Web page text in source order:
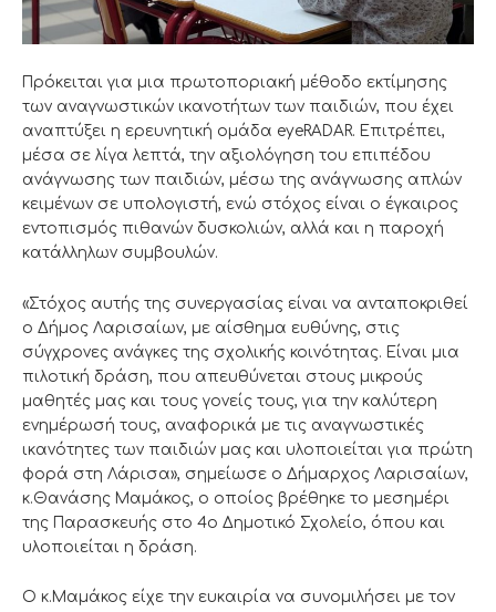
Πρόκειται για μια πρωτοποριακή μέθοδο εκτίμησης
των αναγνωστικών ικανοτήτων των παιδιών, που έχει
αναπτύξει η ερευνητική ομάδα eyeRADAR. Επιτρέπει,
μέσα σε λίγα λεπτά, την αξιολόγηση του επιπέδου
ανάγνωσης των παιδιών, μέσω της ανάγνωσης απλών
κειμένων σε υπολογιστή, ενώ στόχος είναι ο έγκαιρος
εντοπισμός πιθανών δυσκολιών, αλλά και η παροχή
κατάλληλων συμβουλών.
«Στόχος αυτής της συνεργασίας είναι να ανταποκριθεί
ο Δήμος Λαρισαίων, με αίσθημα ευθύνης, στις
σύγχρονες ανάγκες της σχολικής κοινότητας. Είναι μια
πιλοτική δράση, που απευθύνεται στους μικρούς
μαθητές μας και τους γονείς τους, για την καλύτερη
ενημέρωσή τους, αναφορικά με τις αναγνωστικές
ικανότητες των παιδιών μας και υλοποιείται για πρώτη
φορά στη Λάρισα», σημείωσε ο Δήμαρχος Λαρισαίων,
κ.Θανάσης Μαμάκος, ο οποίος βρέθηκε το μεσημέρι
της Παρασκευής στο 4ο Δημοτικό Σχολείο, όπου και
υλοποιείται η δράση.
Ο κ.Μαμάκος είχε την ευκαιρία να συνομιλήσει με τον